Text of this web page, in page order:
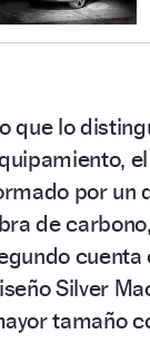
que lo
el
por un
de
cuenta
Silver
tamaño